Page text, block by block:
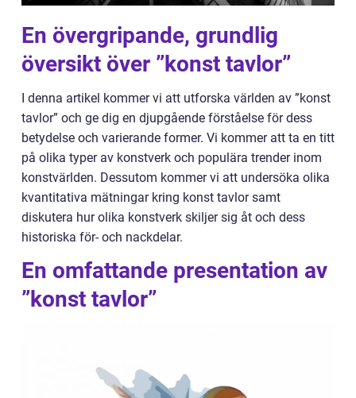
En övergripande, grundlig
översikt över ”konst tavlor”
I denna artikel kommer vi att utforska världen av ”konst
tavlor” och ge dig en djupgående förståelse för dess
betydelse och varierande former. Vi kommer att ta en titt
på olika typer av konstverk och populära trender inom
konstvärlden. Dessutom kommer vi att undersöka olika
kvantitativa mätningar kring konst tavlor samt
diskutera hur olika konstverk skiljer sig åt och dess
historiska för- och nackdelar.
En omfattande presentation av
”konst tavlor”